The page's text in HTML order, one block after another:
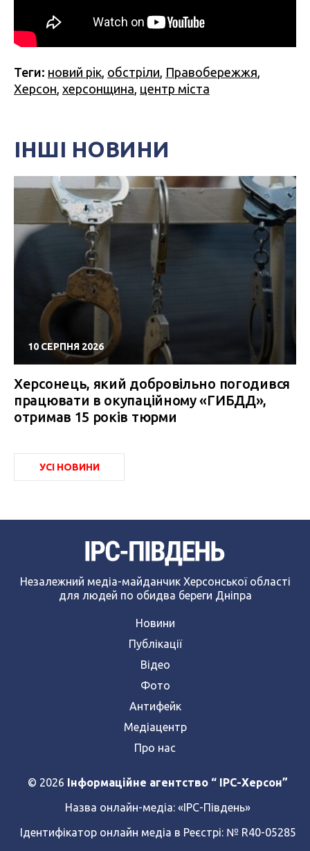
Теги: новий рік обстріли Правобережжя
Херсон херсонщина центр міста
ІНШІ НОВИНИ
10 СЕРПНЯ 2026
Херсонець, який добровільно погодився
працювати в окупаційному «ГИБДД»,
отримав 15 років тюрми
УСІ НОВИНИ
Незалежний медіа-майданчик Херсонської області
для людей по обидва береги Дніпра
Новини
Публікації
Відео
Фото
Антифейк
Медіацентр
Про нас
© 2026 Інформаційне агентство “ IPC-Херсон”
Назва онлайн-медіа: «ІРС-Південь»
Ідентифікатор онлайн медіа в Реєстрі: № R40-05285